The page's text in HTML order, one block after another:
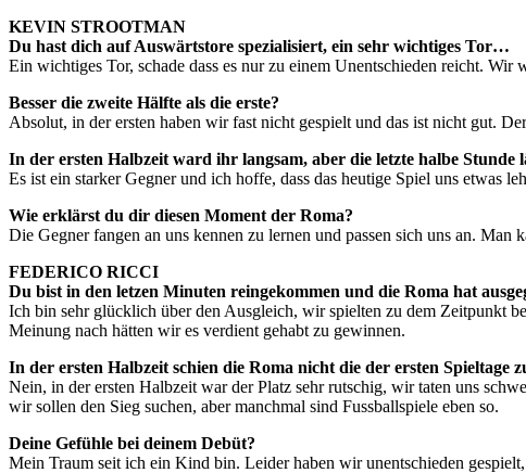
KEVIN STROOTMAN
Du hast dich auf Auswärtstore spezialisiert, ein sehr wichtiges Tor…
Ein wichtiges Tor, schade dass es nur zu einem Unentschieden reicht.
Besser die zweite Hälfte als die erste?
Absolut, in der ersten haben wir fast nicht gespielt und das ist nicht gut.
In der ersten Halbzeit ward ihr langsam, aber die letzte halbe
Es ist ein starker Gegner und ich hoffe, dass das heutige Spiel uns etwas
Wie erklärst du dir diesen Moment der Roma?
Die Gegner fangen an uns kennen zu lernen und passen sich uns an.
FEDERICO RICCI
Du bist in den letzen Minuten reingekommen und die Roma hat
Ich bin sehr glücklich über den Ausgleich, wir spielten zu dem Zeitpunkt
Meinung nach hätten wir es verdient gehabt zu gewinnen.
In der ersten Halbzeit schien die Roma nicht die der ersten Spieltage
Nein, in der ersten Halbzeit war der Platz sehr rutschig, wir taten uns
wir sollen den Sieg suchen, aber manchmal sind Fussballspiele eben so.
Deine Gefühle bei deinem Debüt?
Mein Traum seit ich ein Kind bin. Leider haben wir unentschieden